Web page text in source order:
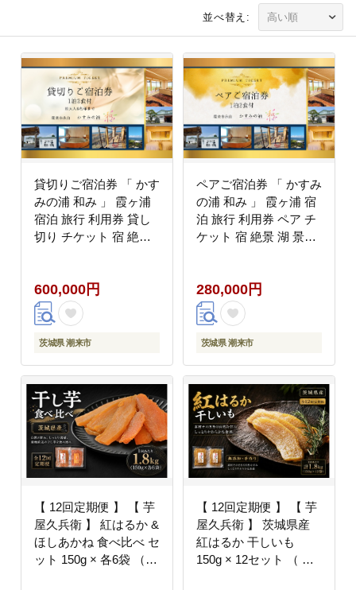
並べ替え:
貸切りご宿泊券 「 かす
みの浦 和み 」 霞ヶ浦
宿泊 旅行 利用券 貸し
切り チケット 宿 絶景
庭園 食事 A5ランク 常
陸牛 宿泊券 旅行券 茨
城県 潮来市 (A58-004)
600,000円
茨城県 潮来市
ペアご宿泊券 「 かすみ
の浦 和み 」 霞ヶ浦 宿
泊 旅行 利用券 ペア チ
ケット 宿 絶景 湖 景色
A5ランク 常陸牛 宿泊
券 旅行券 茨城県 潮来
市 (A58-003)
280,000円
茨城県 潮来市
【 12回定期便 】 【 芋
屋久兵衛 】 紅はるか &
ほしあかね 食べ比べ セ
ット 150g × 各6袋 （
【 12回定期便 】 【 芋
屋久兵衛 】 茨城県産
紅はるか 干しいも
150g × 12セット （ 計